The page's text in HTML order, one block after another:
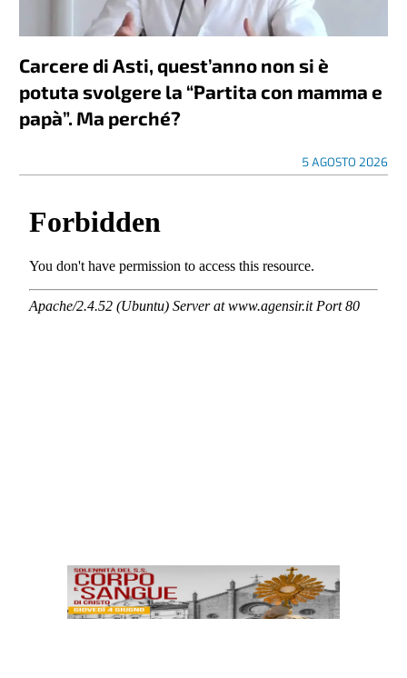
Carcere di Asti, quest’anno non si è
potuta svolgere la “Partita con mamma e
papà”. Ma perché?
5 AGOSTO 2026